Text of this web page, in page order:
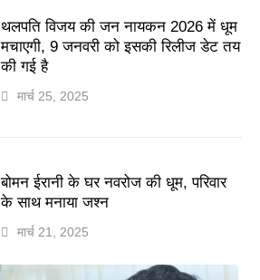
थलपति विजय की जन नायकन 2026 में धूम
मचाएगी, 9 जनवरी को इसकी रिलीज डेट तय
की गई है
मार्च 25, 2025
बोमन ईरानी के घर नवरोज की धूम, परिवार
के साथ मनाया जश्न
मार्च 21, 2025